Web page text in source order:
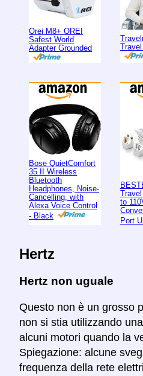
Orei M8+ OREI
Safest World
Adapter Grounded
Bose QuietComfort
35 II Wireless
Bluetooth
Headphones, Noise-
Cancelling, with
Alexa Voice Control
- Black
to
Port
Hertz
Hertz non uguale
Questo non è un grosso
non si stia utilizzando
alcuni motori quando la
Spiegazione: alcune
frequenza della rete